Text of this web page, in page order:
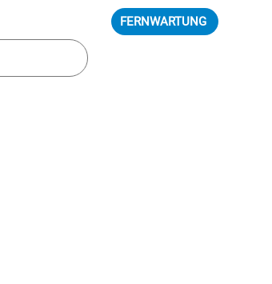
FERNWARTUNG